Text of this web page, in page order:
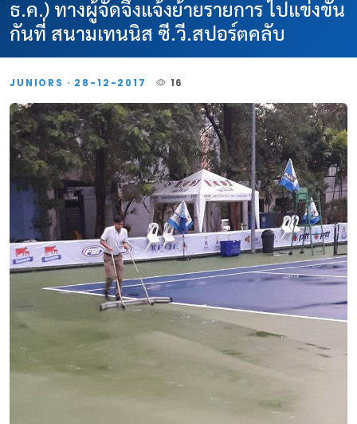
ธ.ค.) ทางผู้จัดจึงแจ้งย้ายรายการ ไปแข่งขัน
กันที่ สนามเทนนิส ซี.วี.สปอร์ตคลับ
JUNIORS · 28-12-2017 16